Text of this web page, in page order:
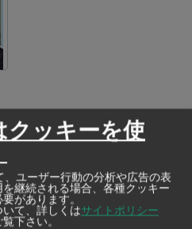
！
クッキーを使
ユーザー行動の分析や広告の表
継続される場合、各種クッキー
があります。
て、詳しくはサイトポリシー
覧下さい。